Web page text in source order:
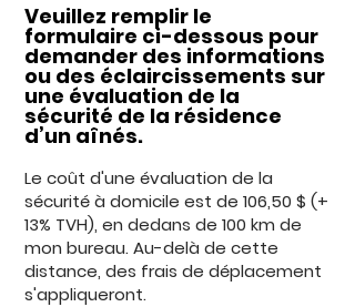
Veuillez remplir le
formulaire ci-dessous pour
demander des informations
ou des éclaircissements sur
une évaluation de la
sécurité de la résidence
d’un aînés.
Le coût d'une évaluation de la
sécurité à domicile est de 106,50 $ (+
13% TVH), en dedans de 100 km de
mon bureau. Au-delà de cette
distance, des frais de déplacement
s'appliqueront.